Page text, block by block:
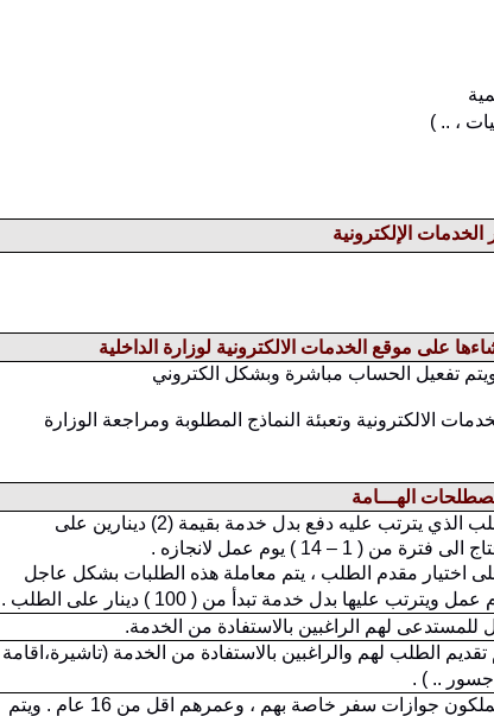
، .. )
الخدمات الإلكترونية
على موقع الخدمات الالكترونية لوزارة الداخلية
تفعيل الحساب مباشرة وبشكل الكتروني
الالكترونية وتعبئة النماذج المطلوبة ومراجعة الوزارة
الهـــامة
هو الطلب الذي يترتب عليه دفع بدل خدمة بقيمة (2) دينارين على
1 – 14 ) يوم عمل لانجازه .
على اختيار مقدم الطلب ، يتم معاملة هذه الطلبات بشكل عاجل
للمستدعى لهم الراغبين بالاستفادة من الخدمة.
الطلب لهم والراغبين بالاستفادة من الخدمة (تاشيرة،اقامة
.. ) .
هم الاشخاص الذين لا يملكون جوازات سفر خاصة بهم ، وعمرهم اقل من 16 عام . ويتم